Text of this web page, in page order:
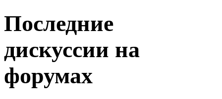
Последние
дискуссии на
форумах